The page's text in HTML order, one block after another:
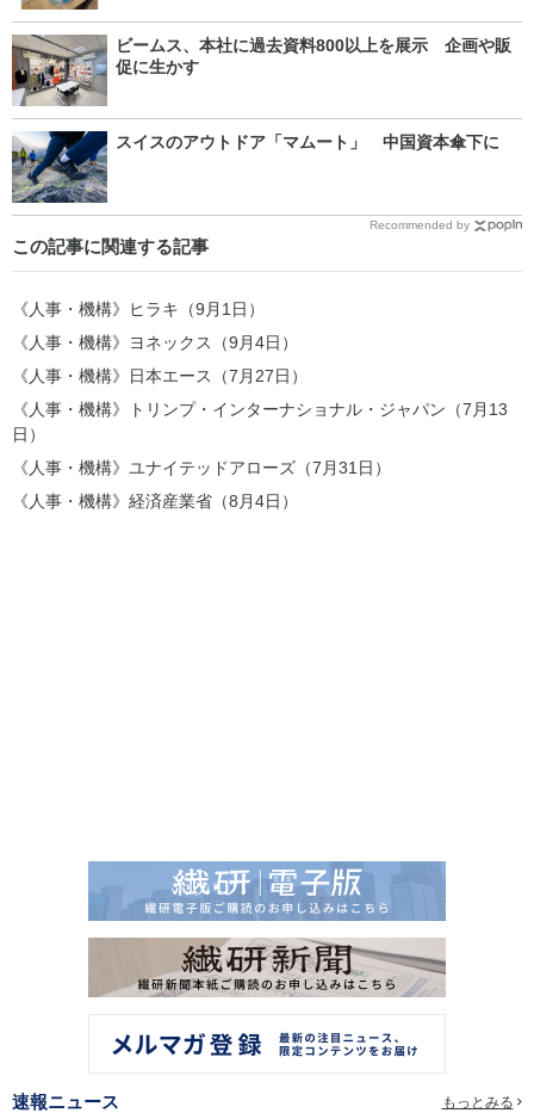
ビームス、本社に過去資料800以上を展示 企画や販
促に生かす
スイスのアウトドア「マムート」 中国資本傘下に
Recommended by
この記事に関連する記事
《人事・機構》ヒラキ（9月1日）
《人事・機構》ヨネックス（9月4日）
《人事・機構》日本エース（7月27日）
《人事・機構》トリンプ・インターナショナル・ジャパン（7月13
日）
《人事・機構》ユナイテッドアローズ（7月31日）
《人事・機構》経済産業省（8月4日）
速報ニュース もっとみる